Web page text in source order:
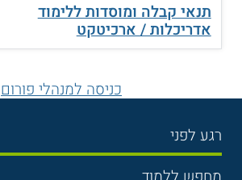
תנאי קבלה ומוסדות ללימוד
אדריכלות / ארכיטקט
כניסה למנהלי פורום
רגע לפני
בחירת לימודים